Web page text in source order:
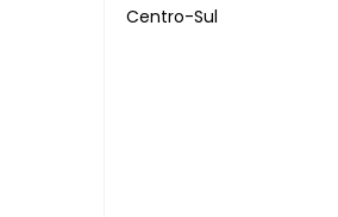
Centro-Sul